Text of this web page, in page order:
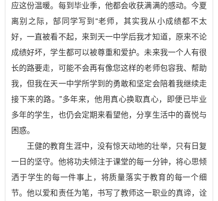
应这份温暖。每到毕业季，他都会收获满满的感动。今夏
离别之际，郜同学写到“老师，其实我从小成绩都不太
好，一直被看不起，来到天一中学后我才知道，原来不论
成绩好坏，学生都可以被尊重和爱护。未来我一个人有很
长的路要走，可能不会再有像您这样的老师包容我、帮助
我，但我在天一中学所学到的勇敢和坚定会陪着我继续走
接下来的路。”多年来，他用真心换取真心，即便已毕业
多年的学生，也仍会定期来看望他，分享生活中的喜悦与
困惑。
王健的教育生涯中，没有惊天动地的壮举，只有日复
一日的坚守。他将功夫倾注于课堂的每一分钟，将心思倾
洒于学生的每一件事上，将质量落实于教育的每一个细
节。他以爱和责任为笔，书写了教师这一职业的真谛，诠